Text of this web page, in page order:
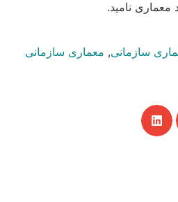
معماری نامید.
سازمانی, معماری سازمانی